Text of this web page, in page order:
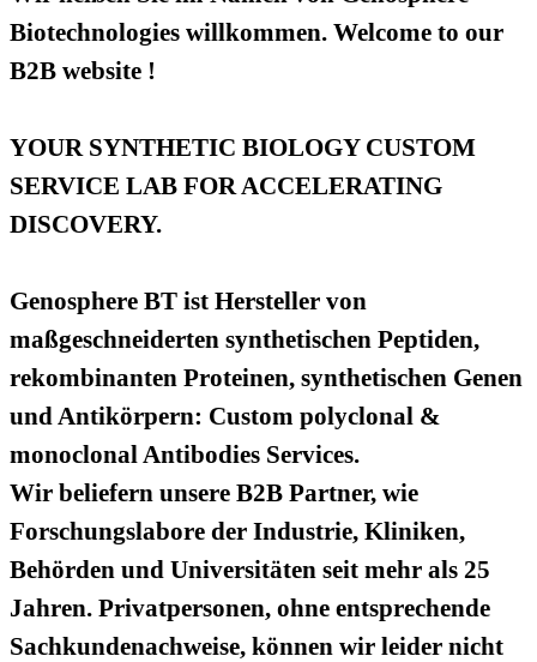
Biotechnologies willkommen. Welcome to our
B2B website !
YOUR SYNTHETIC BIOLOGY CUSTOM
SERVICE LAB FOR ACCELERATING
DISCOVERY.
Genosphere BT ist Hersteller von
maßgeschneiderten synthetischen Peptiden,
rekombinanten Proteinen, synthetischen Genen
und Antikörpern: Custom polyclonal &
monoclonal Antibodies Services.
Wir beliefern unsere B2B Partner, wie
Forschungslabore der Industrie, Kliniken,
Behörden und Universitäten seit mehr als 25
Jahren. Privatpersonen, ohne entsprechende
Sachkundenachweise, können wir leider nicht